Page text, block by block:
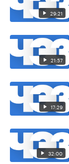
29:21
21:57
17:29
32:00